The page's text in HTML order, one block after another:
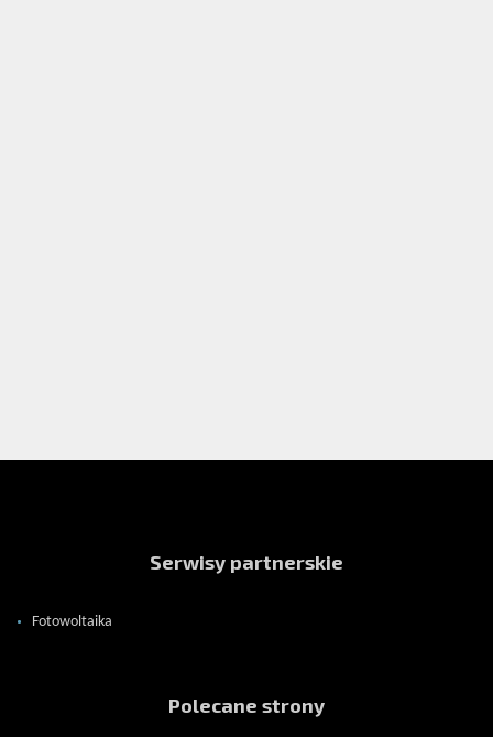
Serwisy partnerskie
Fotowoltaika
Polecane strony